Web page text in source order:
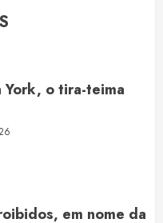
York, o tira-teima
em nome da